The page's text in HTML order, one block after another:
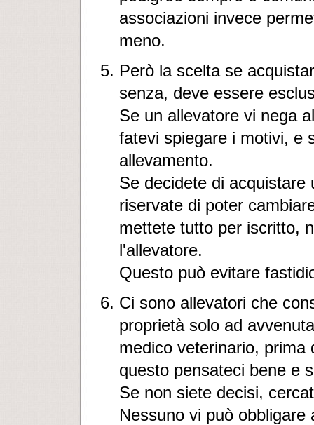
associazioni invece
meno.
Però la scelta se
senza, deve essere
Se un allevatore vi nega
fatevi spiegare i motivi, e
allevamento.
Se decidete di acquistare
riservate di poter
mettete tutto per iscritto,
l'allevatore.
Questo può evitare
Ci sono allevatori che
proprietà solo ad
medico veterinario,
questo pensateci bene e
Se non siete decisi,
Nessuno vi può